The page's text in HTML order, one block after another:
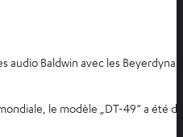
audio Baldwin avec les
le modèle „DT-49“ a